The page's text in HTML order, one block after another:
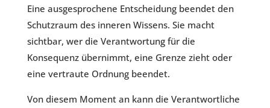
Eine ausgesprochene Entscheidung beendet den
Schutzraum des inneren Wissens. Sie macht
sichtbar, wer die Verantwortung für die
Konsequenz übernimmt, eine Grenze zieht oder
eine vertraute Ordnung beendet.
Von diesem Moment an kann die Verantwortliche